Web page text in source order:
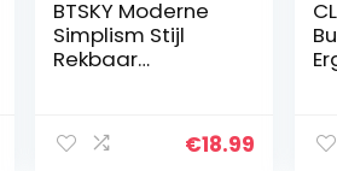
BTSKY Moderne
Simplism Stijl
Rekbaar
Stoelhoezen Voor
Kantoor
€18.99